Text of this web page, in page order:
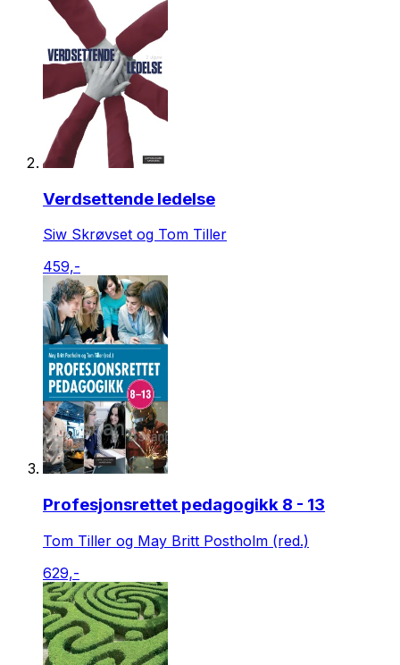
Verdsettende ledelse
Siw Skrøvset og Tom Tiller
459,-
Profesjonsrettet pedagogikk 8 - 13
Tom Tiller og May Britt Postholm (red.)
629,-